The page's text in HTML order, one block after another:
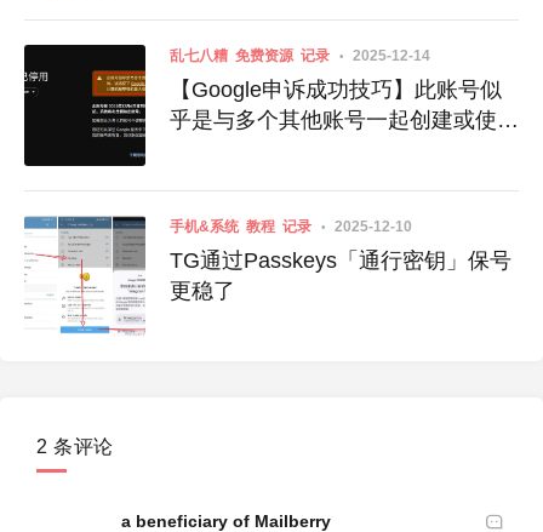
乱七八糟 免费资源 记录 2025-12-14
【Google申诉成功技巧】此账号似
乎是与多个其他账号一起创建或使用
手机&系统 教程 记录 2025-12-10
TG通过Passkeys「通行密钥」保号
更稳了
2 条评论
a beneficiary of Mailberry